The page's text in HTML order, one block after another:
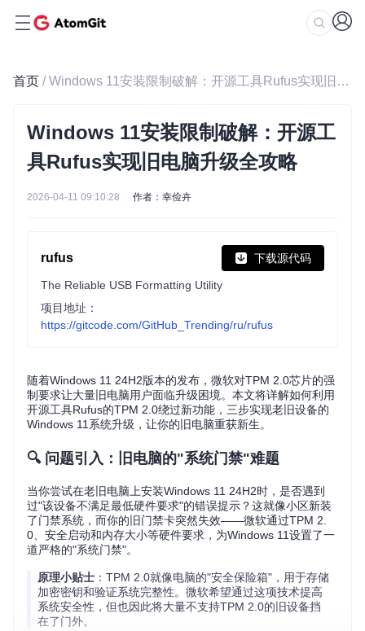
首页 / Windows 11安装限制破解：开源工具Rufus实现旧电脑升级全攻略
Windows 11安装限制破解：开源工
具Rufus实现旧电脑升级全攻略
2026-04-11 09:10:28 作者：幸俭卉
rufus 下载源代码
The Reliable USB Formatting Utility
项目地址：
https://gitcode.com/GitHub_Trending/ru/rufus
随着Windows 11 24H2版本的发布，微软对TPM 2.0芯片的强
制要求让大量旧电脑用户面临升级困境。本文将详解如何利用
开源工具Rufus的TPM 2.0绕过新功能，三步实现老旧设备的
Windows 11系统升级，让你的旧电脑重获新生。
🔍 问题引入：旧电脑的"系统门禁"难题
当你尝试在老旧电脑上安装Windows 11 24H2时，是否遇到
过"该设备不满足最低硬件要求"的错误提示？这就像小区新装
了门禁系统，而你的旧门禁卡突然失效——微软通过TPM 2.
0、安全启动和内存大小等硬件要求，为Windows 11设置了一
道严格的"系统门禁"。
原理小贴士 ：TPM 2.0就像电脑的"安全保险箱"，用于存储
加密密钥和验证系统完整性。微软希望通过这项技术提高
系统安全性，但也因此将大量不支持TPM 2.0的旧设备挡
在了门外。